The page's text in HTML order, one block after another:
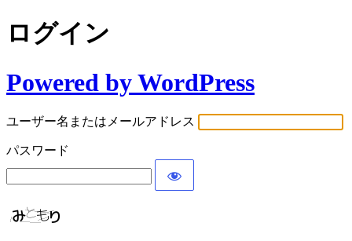
ログイン
Powered by WordPress
ユーザー名またはメールアドレス
パスワード